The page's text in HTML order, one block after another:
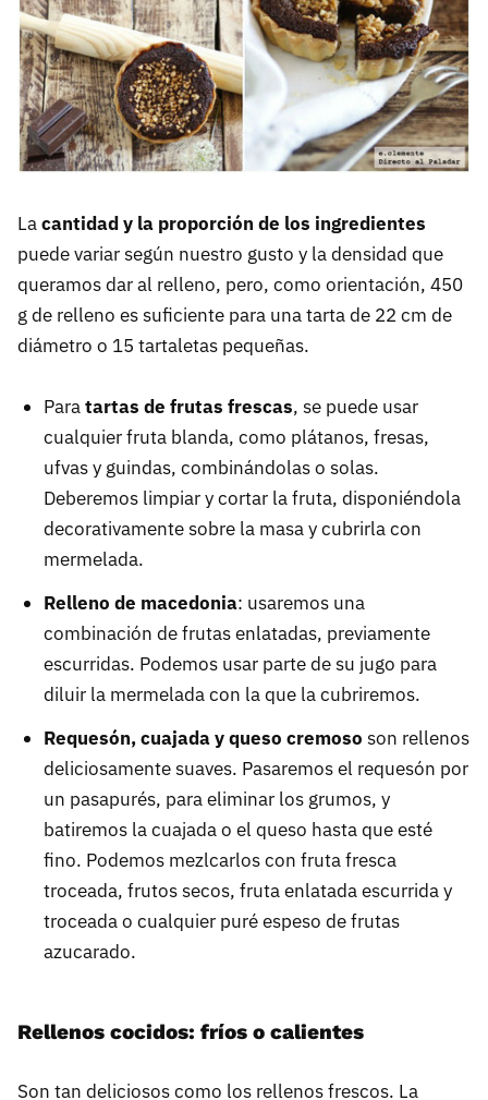
Lacantidad y la proporción de los ingredientes
puede variar según nuestro gusto y la densidad que
queramos dar al relleno, pero, como orientación, 450
g de relleno es suficiente para una tarta de 22 cm de
diámetro o 15 tartaletas pequeñas.
Paratartas de frutas frescas, se puede usar
cualquier fruta blanda, como plátanos, fresas,
ufvas y guindas, combinándolas o solas.
Deberemos limpiar y cortar la fruta, disponiéndola
decorativamente sobre la masa y cubrirla con
mermelada.
Relleno de macedonia: usaremos una
combinación de frutas enlatadas, previamente
escurridas. Podemos usar parte de su jugo para
diluir la mermelada con la que la cubriremos.
Requesón, cuajada y queso cremoso son rellenos
deliciosamente suaves. Pasaremos el requesón por
un pasapurés, para eliminar los grumos, y
batiremos la cuajada o el queso hasta que esté
fino. Podemos mezlcarlos con fruta fresca
troceada, frutos secos, fruta enlatada escurrida y
troceada o cualquier puré espeso de frutas
azucarado.
Rellenos cocidos: fríos o calientes
Son tan deliciosos como los rellenos frescos. La